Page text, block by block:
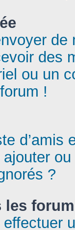
de
des
ou un
!
d’amis
?
les